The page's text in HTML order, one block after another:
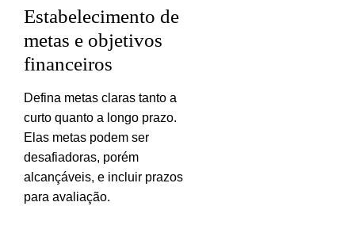
Estabelecimento de
metas e objetivos
financeiros
Defina metas claras tanto a
curto quanto a longo prazo.
Elas metas podem ser
desafiadoras, porém
alcançáveis, e incluir prazos
para avaliação.